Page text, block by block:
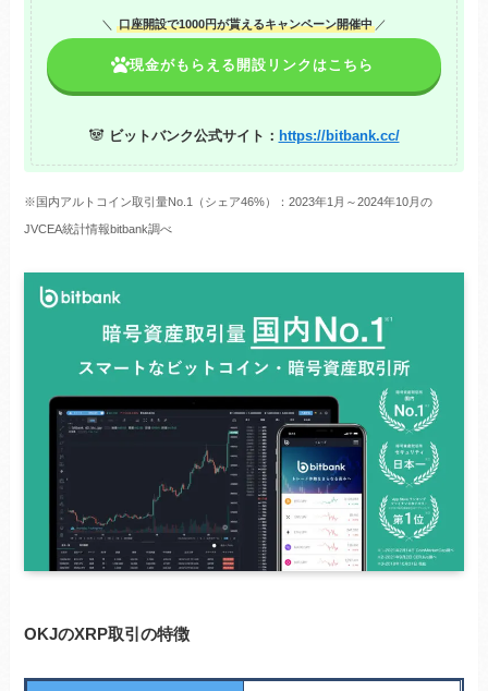
＼ 口座開設で1000円が貰えるキャンペーン開催中 ／
現金がもらえる開設リンクはこちら
🐼 ビットバンク公式サイト： https://bitbank.cc/
※国内アルトコイン取引量No.1（シェア46%）：2023年1月～2024年10月の
JVCEA統計情報bitbank調べ
OKJのXRP取引の特徴